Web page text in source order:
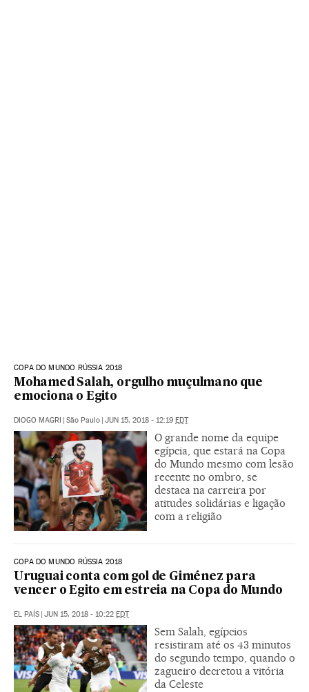
COPA DO MUNDO RÚSSIA 2018
Mohamed Salah, orgulho muçulmano que
emociona o Egito
DIOGO MAGRI São Paulo JUN 15, 2018 - 12:19 EDT
O grande nome da equipe
egípcia, que estará na Copa
do Mundo mesmo com lesão
recente no ombro, se
destaca na carreira por
atitudes solidárias e ligação
com a religião
COPA DO MUNDO RÚSSIA 2018
Uruguai conta com gol de Giménez para
vencer o Egito em estreia na Copa do Mundo
EL PAÍS JUN 15, 2018 - 10:22 EDT
Sem Salah, egípcios
resistiram até os 43 minutos
do segundo tempo, quando o
zagueiro decretou a vitória
da Celeste